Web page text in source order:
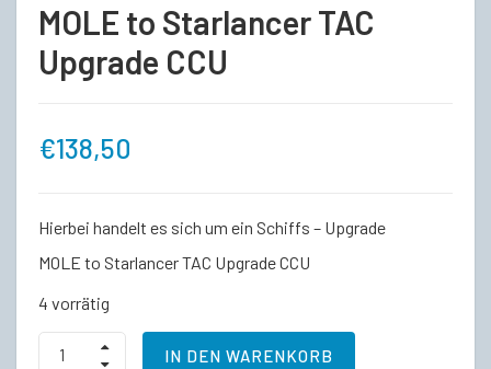
MOLE to Starlancer TAC
Upgrade CCU
€138,50
Hierbei handelt es sich um ein Schiffs – Upgrade
MOLE to Starlancer TAC Upgrade CCU
4 vorrätig
MOLE
IN DEN WARENKORB